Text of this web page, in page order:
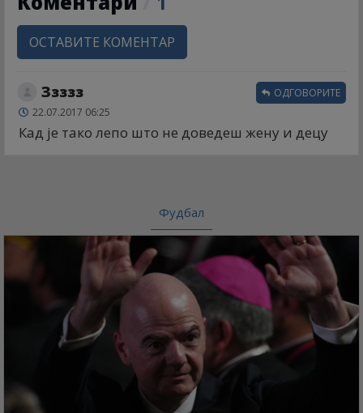
ОСТАВИТЕ КОМЕНТАР
Ззззз
22.07.2017 06:25
Кад је тако лепо што не доведеш жену и децу
ОДГОВОРИТЕ
Фудбал